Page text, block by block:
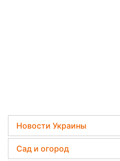
Новости Украины
Телеграм новости Украины
Сад и огород